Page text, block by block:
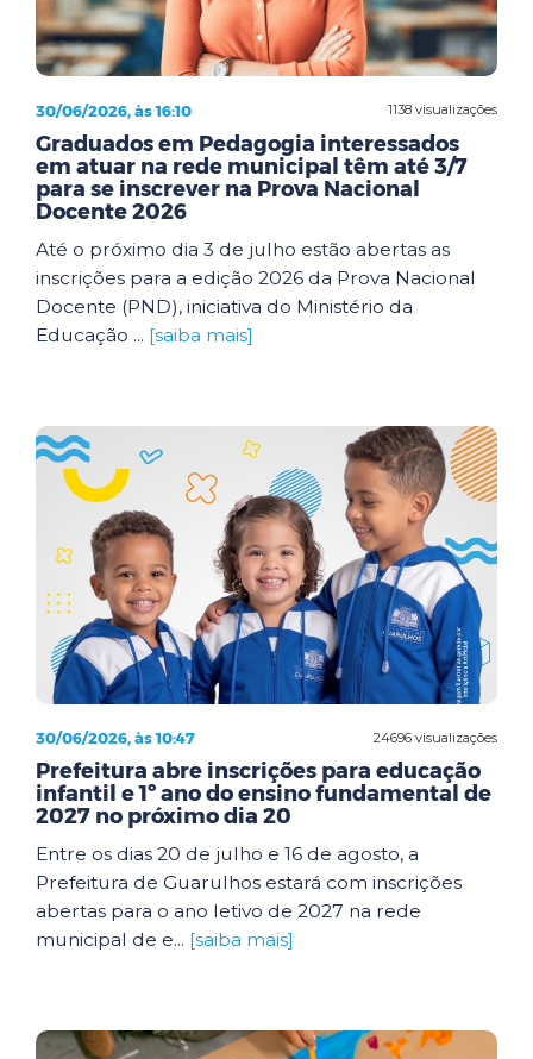
1138 visualizações
30/06/2026, às 16:10
Graduados em Pedagogia interessados
em atuar na rede municipal têm até 3/7
para se inscrever na Prova Nacional
Docente 2026
Até o próximo dia 3 de julho estão abertas as
inscrições para a edição 2026 da Prova Nacional
Docente (PND), iniciativa do Ministério da
Educação ... [saiba mais]
24696 visualizações
30/06/2026, às 10:47
Prefeitura abre inscrições para educação
infantil e 1º ano do ensino fundamental de
2027 no próximo dia 20
Entre os dias 20 de julho e 16 de agosto, a
Prefeitura de Guarulhos estará com inscrições
abertas para o ano letivo de 2027 na rede
municipal de e... [saiba mais]